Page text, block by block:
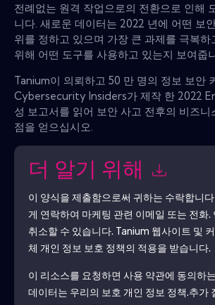
전례없는 원격 작업으로의 전환으로 인해
니다. 새로운 데이터는 2022 년에 어떤 보
위를 정하고 있으며 가장 큰 과제를 극복하
위해 어떤 도구를 사용하고 있는지 보여줍
Tanium이 의뢰하고 50 만 명의 정보 보안
Cybersecurity Insiders가 제작 한 2022
성 보고서를 읽어 보안 사고 전후의 비즈니
점을 얻으십시오.
더 알기 위해
이 양식을 제출함으로써 귀하는 수락합니다
게 연락하여 마케팅 관련 이메일 또는 전화.
취소할 수 있습니다. Tanium 웹사이트 및
체 개인 정보 보호 정책의 적용을 받습니다.
이 리소스를 요청하면 사용 약관에 동의하
데이터는 우리의 보호 개인 정보 정책.추가